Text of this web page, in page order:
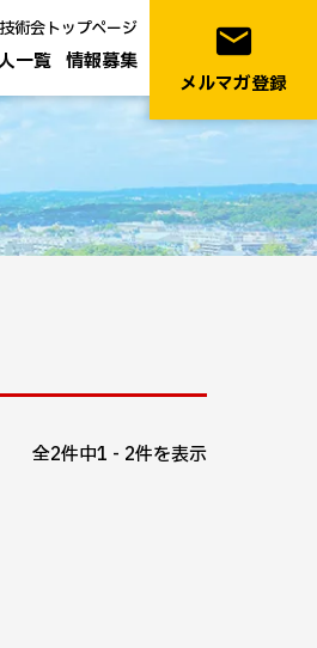
一覧 情報募集
術会トップページ email
メルマガ登録
全2件中1 - 2件を表示